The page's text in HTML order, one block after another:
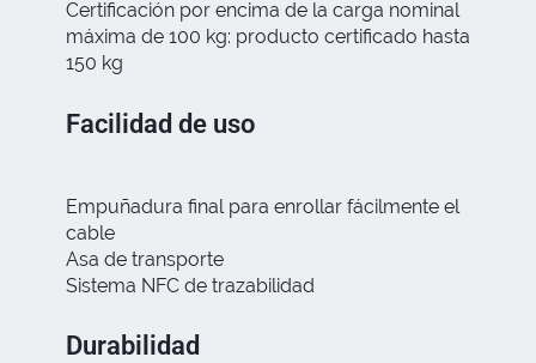
Certiﬁcación por encima de la carga nominal
máxima de 100 kg: producto certiﬁcado hasta
150 kg
Facilidad de uso
Empuñadura ﬁnal para enrollar fácilmente el
cable
Asa de transporte
Sistema NFC de trazabilidad
Durabilidad